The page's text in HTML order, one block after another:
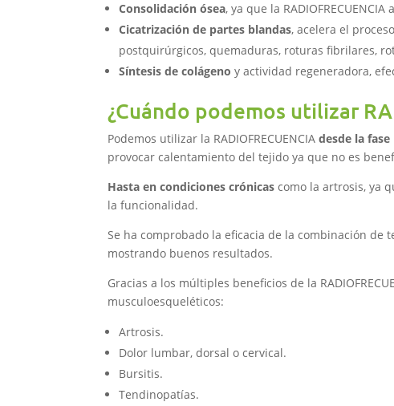
Consolidación ósea, ya que la
Cicatrización de partes blandas, acelera el
postquirúrgicos, quemaduras, roturas fibrilares,
Síntesis de colágeno y actividad regeneradora,
¿Cuándo podemos utilizar
Podemos utilizar la RADIOFRECUENCIAdesde la
provocar calentamiento del tejido ya que no es
Hasta en condiciones crónicas como la artrosis, ya
la funcionalidad.
Se ha comprobado la eficacia de la combinación de
mostrando buenos resultados.
Gracias a los múltiples beneficios de la
musculoesqueléticos:
Artrosis.
Dolor lumbar, dorsal o cervical.
Bursitis.
Tendinopatías.